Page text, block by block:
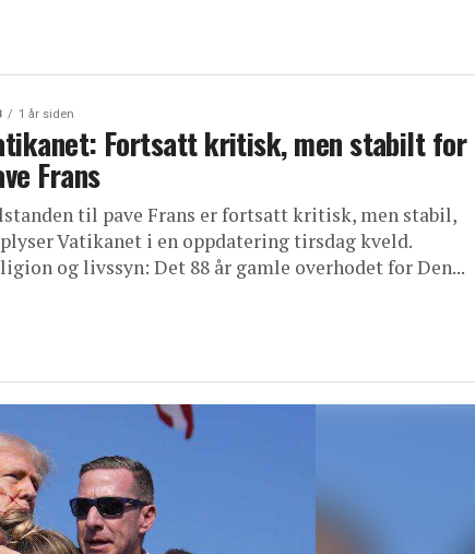
1 år siden
Fortsatt kritisk, men stabilt for
Frans
til pave Frans er fortsatt kritisk, men stabil,
Vatikanet i en oppdatering tirsdag kveld.
og livssyn: Det 88 år gamle overhodet for Den...